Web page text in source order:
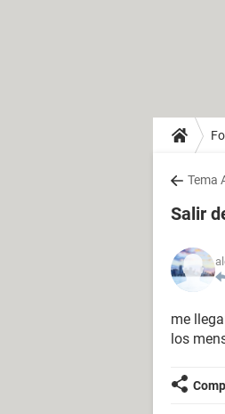
Tema
Salir
me
los